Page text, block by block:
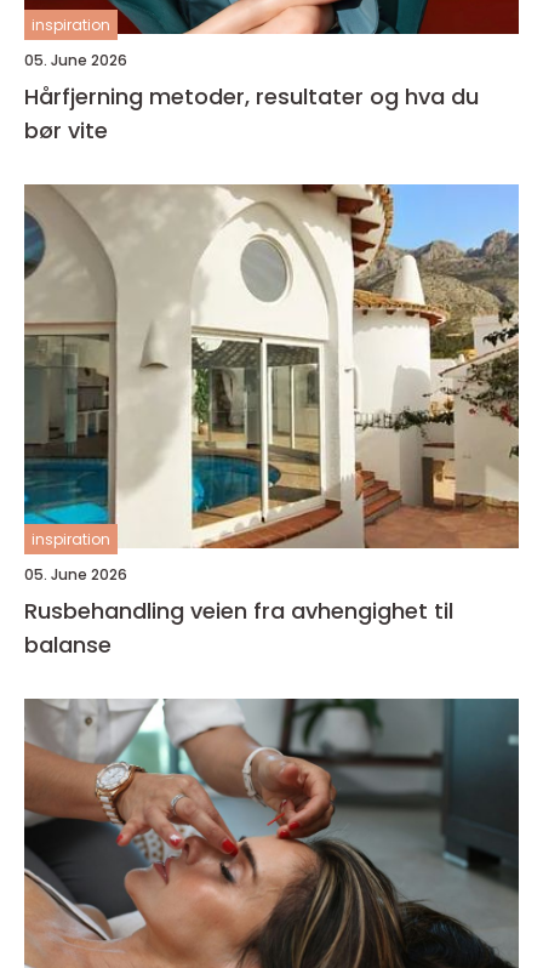
inspiration
05. June 2026
Hårfjerning metoder, resultater og hva du
bør vite
inspiration
05. June 2026
Rusbehandling veien fra avhengighet til
balanse